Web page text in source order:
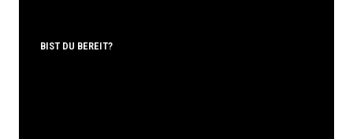
BIST DU BEREIT?